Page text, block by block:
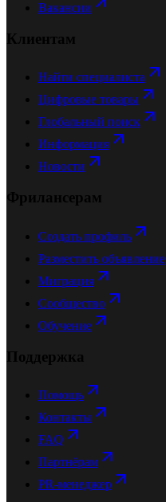
Вакансии
Клиентам
Найти специалиста
Цифровые товары
Глобальный поиск
Информация
Новости
Фрилансерам
Создать профиль
Разместить объявление
Миграция
Сообщество
Обучение
Поддержка
Помощь
Контакты
FAQ
Партнёрам
PR-менеджер